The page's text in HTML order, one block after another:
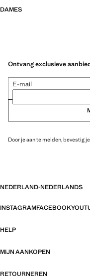
DAMES
Ontvang exclusieve
E-mail
Door je aan te melden, bevestig
NEDERLAND·NEDERLANDS
INSTAGRAMFACEBOOK
HELP
MIJN AANKOPEN
RETOURNEREN